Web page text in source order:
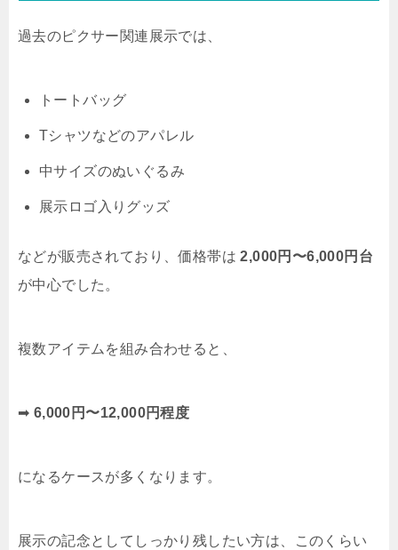
過去のピクサー関連展示では、
トートバッグ
Tシャツなどのアパレル
中サイズのぬいぐるみ
展示ロゴ入りグッズ
などが販売されており、価格帯は2,000円〜6,000円台
が中心でした。
複数アイテムを組み合わせると、
➡ 6,000円〜12,000円程度
になるケースが多くなります。
展示の記念としてしっかり残したい方は、このくらい